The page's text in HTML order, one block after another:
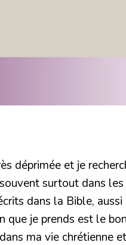
déprimée et je
surtout dans
dans la Bible,
que je prends est le
ma vie chrétienne